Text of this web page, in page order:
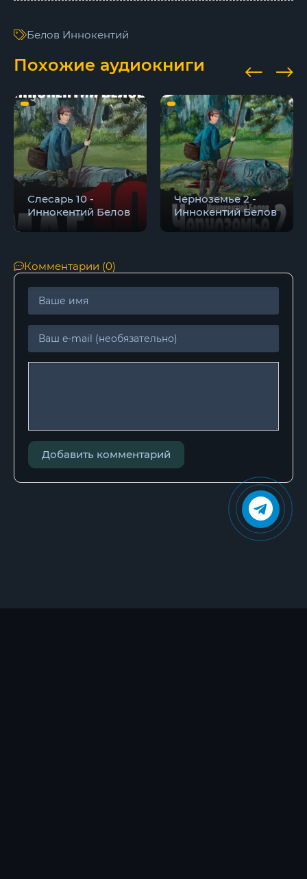
Белов Иннокентий
Похожие аудиокниги
Слесарь 10 -
Иннокентий Белов
Черноземье 2 -
Иннокентий Белов
Комментарии (0)
Добавить комментарий